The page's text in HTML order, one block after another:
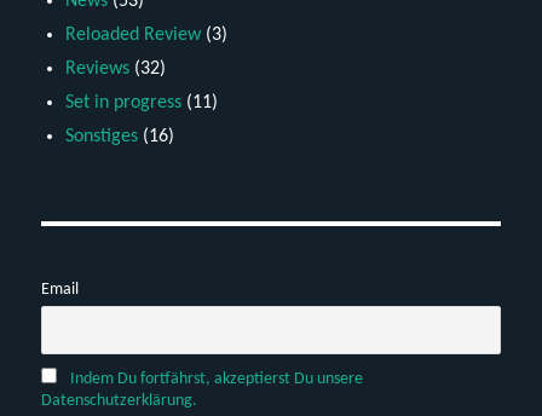
Reloaded Review (3)
Reviews (32)
Set in progress (11)
Sonstiges (16)
Email
Indem Du fortfährst, akzeptierst Du unsere
Datenschutzerklärung.